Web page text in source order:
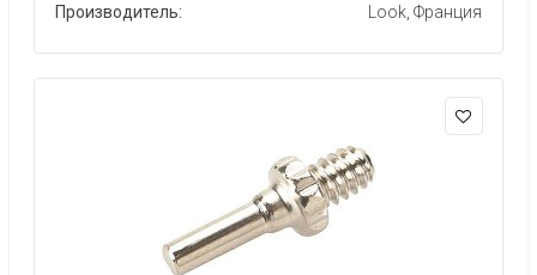
Производитель: Look, Франция